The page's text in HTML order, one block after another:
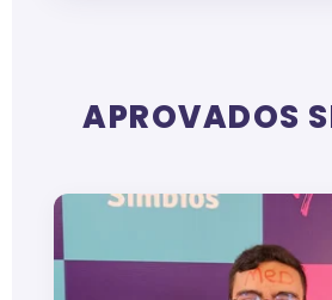
APROVADOS